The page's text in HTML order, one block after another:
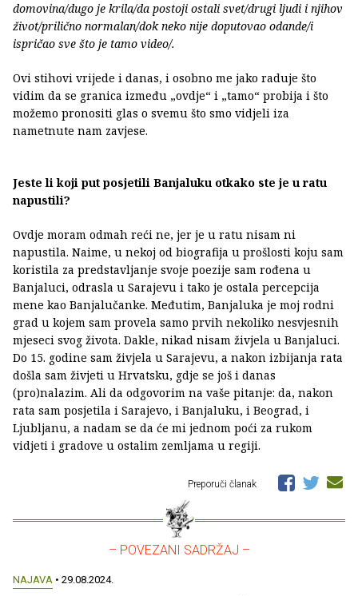
domovina/dugo je krila/da postoji ostali svet/drugi ljudi i njihov
život/prilično normalan/dok neko nije doputovao odande/i
ispričao sve što je tamo video/.
Ovi stihovi vrijede i danas, i osobno me jako raduje što
vidim da se granica između „ovdje“ i „tamo“ probija i što
možemo pronositi glas o svemu što smo vidjeli iza
nametnute nam zavjese.
Jeste li koji put posjetili Banjaluku otkako ste je u ratu
napustili?
Ovdje moram odmah reći ne, jer je u ratu nisam ni
napustila. Naime, u nekoj od biografija u prošlosti koju sam
koristila za predstavljanje svoje poezije sam rođena u
Banjaluci, odrasla u Sarajevu i tako je ostala percepcija
mene kao Banjalučanke. Međutim, Banjaluka je moj rodni
grad u kojem sam provela samo prvih nekoliko nesvjesnih
mjeseci svog života. Dakle, nikad nisam živjela u Banjaluci.
Do 15. godine sam živjela u Sarajevu, a nakon izbijanja rata
došla sam živjeti u Hrvatsku, gdje se još i danas
(pro)nalazim. Ali da odgovorim na vaše pitanje: da, nakon
rata sam posjetila i Sarajevo, i Banjaluku, i Beograd, i
Ljubljanu, a nadam se da će mi jednom poći za rukom
vidjeti i gradove u ostalim zemljama u regiji.
Preporuči članak
– POVEZANI SADRŽAJ –
NAJAVA • 29.08.2024.